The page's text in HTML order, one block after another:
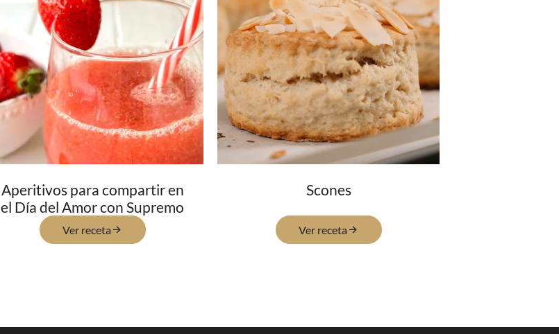
Aperitivos para compartir en
el Día del Amor con Supremo
Ver receta
Scones
Ver receta